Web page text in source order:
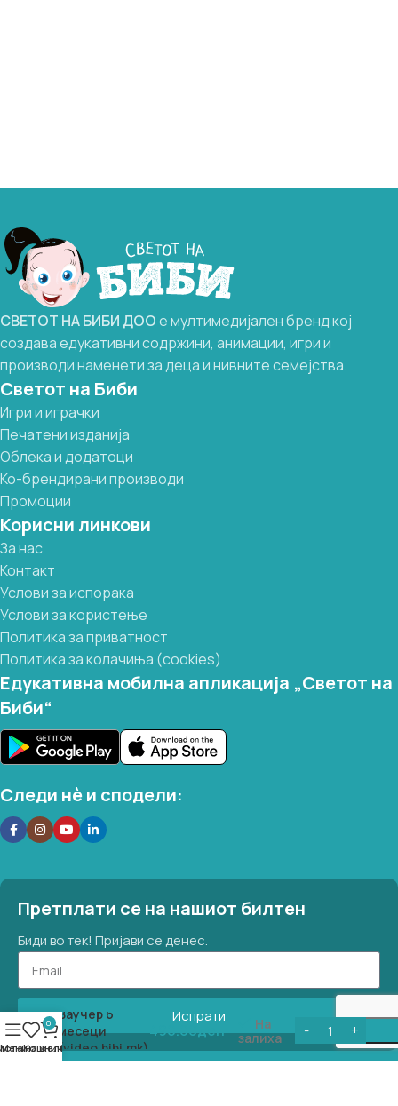
СВЕТОТ НАБИБИ ДООе мултимедијален бренд кој
создава едукативни содржини, анимации, игри и
производи наменети за деца и нивните семејства.
Светот на Биби
Игри и играчки
Печатени изданија
Облека и додатоци
Ко-брендирани производи
Промоции
Корисни линкови
За нас
Контакт
Услови за испорака
Услови за користење
Политика за приватност
Политика за колачиња (cookies)
Едукативна мобилна апликација „Светот на
Биби“
Следи нѐ и сподели:
Претплати се на нашиот билтен
Биди во тек! Пријави се денес.
Испрати
Ваучер 6
месеци
(video.bibi.mk)
490.00ден
На
залиха
Менина желби
0
Кошничка